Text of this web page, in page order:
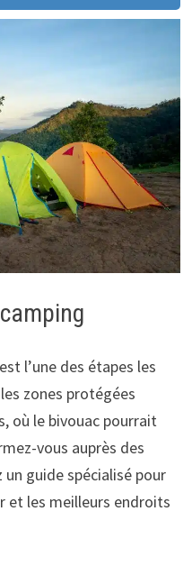
l’une des étapes les
zones protégées
où le bivouac pourrait
vous auprès des
guide spécialisé pour
et les meilleurs endroits